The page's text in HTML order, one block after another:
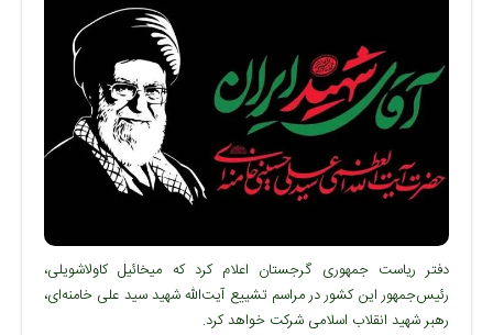
دفتر ریاست‌ جمهوری گرجستان اعلام کرد که میخائیل کاولاشویلی،
رئیس‌جمهور این کشور در مراسم تشییع آیت‌الله شهید سید علی خامنه‌ای،
رهبر شهید انقلاب اسلامی شرکت خواهد کرد.